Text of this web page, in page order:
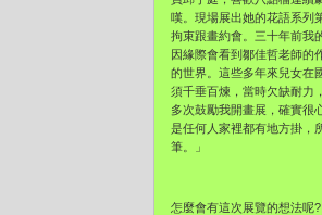
嘆。現場展出她的花語系列
拘束跟畫約會。三十年前我
因緣際會看到鄒佳哲老師的
的世界。這些多年來兒女在
須千垂百煉，當時欠缺耐力
多次鼓勵我開畫展，確實很
是任何人家裡都有地方掛，
筆。」
怎麼會有這次展覽的想法呢